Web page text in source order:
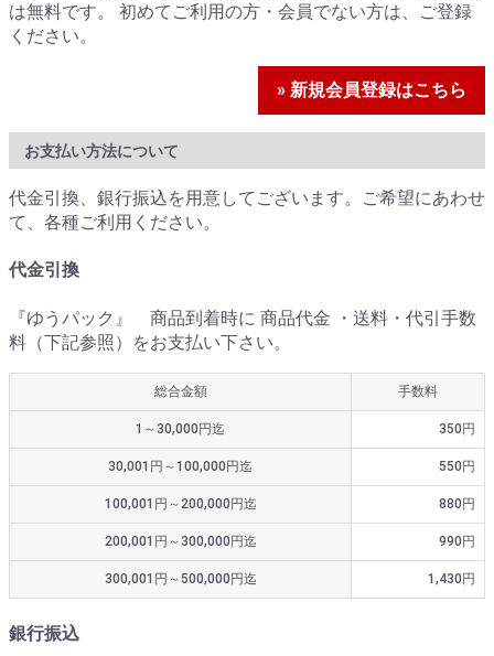
は無料です。 初めてご利用の方・会員でない方は、ご登録
ください。
» 新規会員登録はこちら
お支払い方法について
代金引換、銀行振込を用意してございます。ご希望にあわせ
て、各種ご利用ください。
代金引換
『ゆうパック』 商品到着時に 商品代金 ・送料・代引手数
料（下記参照）をお支払い下さい。
総合金額 手数料
1～30,000円迄 350円
30,001円～100,000円迄 550円
100,001円～200,000円迄 880円
200,001円～300,000円迄 990円
300,001円～500,000円迄 1,430円
銀行振込